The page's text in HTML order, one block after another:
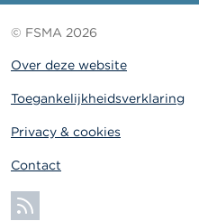
© FSMA 2026
Over deze website
Toegankelijkheidsverklaring
Privacy & cookies
Contact
Abonneer